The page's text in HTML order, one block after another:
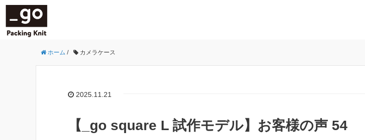
ホーム / カメラケース
2025.11.21
【_go square L 試作モデル】お客様の声 54